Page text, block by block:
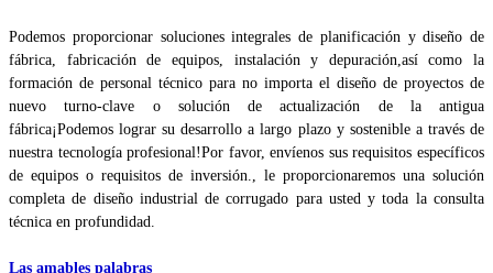
Podemos proporcionar soluciones integrales de planificación y diseño de
fábrica, fabricación de equipos, instalación y depuración,así como la
formación de personal técnico para no importa el diseño de proyectos de
nuevo turno-clave o solución de actualización de la antigua
fábrica¡Podemos lograr su desarrollo a largo plazo y sostenible a través de
nuestra tecnología profesional!Por favor, envíenos sus requisitos específicos
de equipos o requisitos de inversión., le proporcionaremos una solución
completa de diseño industrial de corrugado para usted y toda la consulta
técnica en profundidad.
Las amables palabras